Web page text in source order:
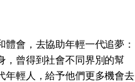
會，去協助年輕一代追夢：
，曾得到社會不同界別的幫
年輕人，給予他們更多機會去